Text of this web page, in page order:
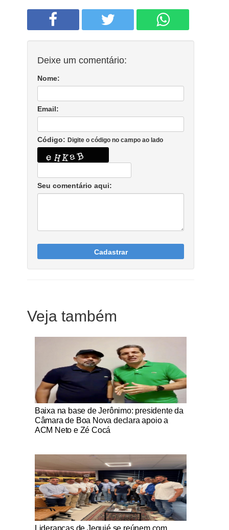
Deixe um comentário:
Nome:
Email:
Código: Digite o código no campo ao lado
Seu comentário aqui:
Cadastrar
Veja também
Notícias Católicas
Baixa na base de Jerônimo: presidente da
Câmara de Boa Nova declara apoio a
ACM Neto e Zé Cocá
Notícias Católicas
Lideranças de Jequié se reúnem com